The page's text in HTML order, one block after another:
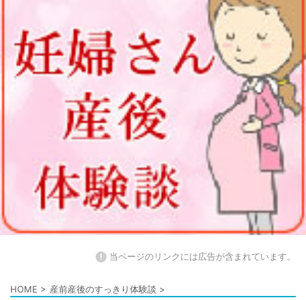
! 当ページのリンクには広告が含まれています。
HOME > 産前産後のすっきり体験談 >